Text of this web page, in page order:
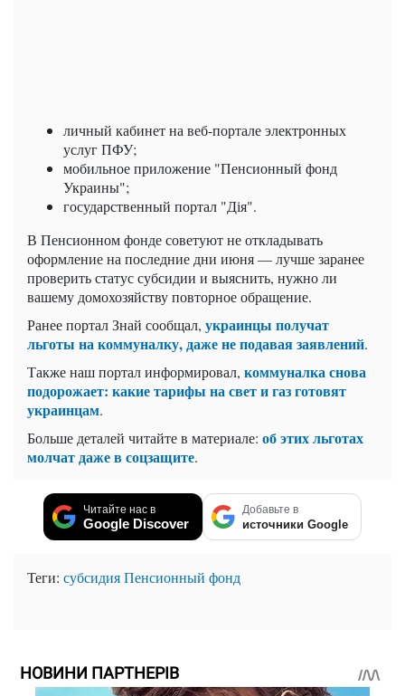
личный кабинет на веб-портале электронных
услуг ПФУ;
мобильное приложение "Пенсионный фонд
Украины";
государственный портал "Дія".
В Пенсионном фонде советуют не откладывать
оформление на последние дни июня — лучше заранее
проверить статус субсидии и выяснить, нужно ли
вашему домохозяйству повторное обращение.
Ранее портал Знай сообщал, украинцы получат
льготы на коммуналку, даже не подавая заявлений.
Также наш портал информировал, коммуналка снова
подорожает: какие тарифы на свет и газ готовят
украинцам.
Больше деталей читайте в материале: об этих льготах
молчат даже в соцзащите.
Читайте нас в
Google Discover
Добавьте в
источники Google
Теги: субсидияПенсионный фонд
НОВИНИ ПАРТНЕРІВ